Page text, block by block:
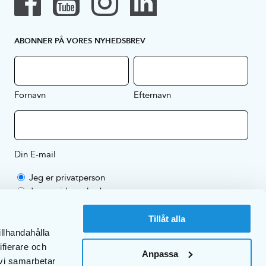
och
samarbetar
Tillåt alla
Anpassa
ABONNER PÅ VORES NYHEDSBREV
Fornavn Efternavn
Din E-mail
Jeg er privatperson
Jeg er virksomhed